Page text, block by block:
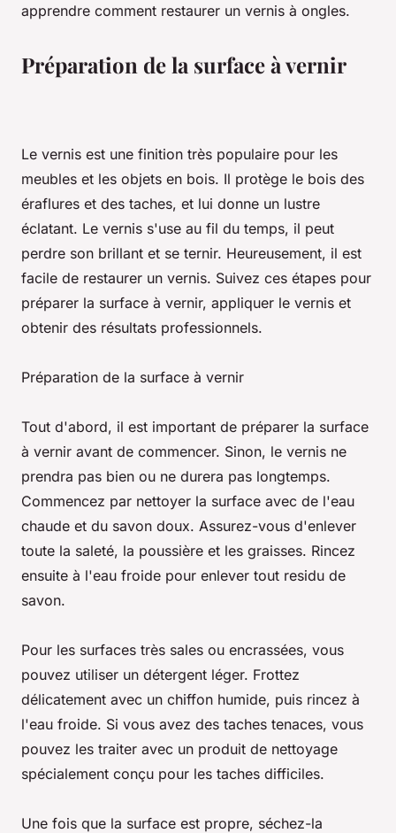
apprendre comment restaurer un vernis à ongles.
Préparation de la surface à vernir
Le vernis est une finition très populaire pour les
meubles et les objets en bois. Il protège le bois des
éraflures et des taches, et lui donne un lustre
éclatant. Le vernis s'use au fil du temps, il peut
perdre son brillant et se ternir. Heureusement, il est
facile de restaurer un vernis. Suivez ces étapes pour
préparer la surface à vernir, appliquer le vernis et
obtenir des résultats professionnels.
Préparation de la surface à vernir
Tout d'abord, il est important de préparer la surface
à vernir avant de commencer. Sinon, le vernis ne
prendra pas bien ou ne durera pas longtemps.
Commencez par nettoyer la surface avec de l'eau
chaude et du savon doux. Assurez-vous d'enlever
toute la saleté, la poussière et les graisses. Rincez
ensuite à l'eau froide pour enlever tout residu de
savon.
Pour les surfaces très sales ou encrassées, vous
pouvez utiliser un détergent léger. Frottez
délicatement avec un chiffon humide, puis rincez à
l'eau froide. Si vous avez des taches tenaces, vous
pouvez les traiter avec un produit de nettoyage
spécialement conçu pour les taches difficiles.
Une fois que la surface est propre, séchez-la